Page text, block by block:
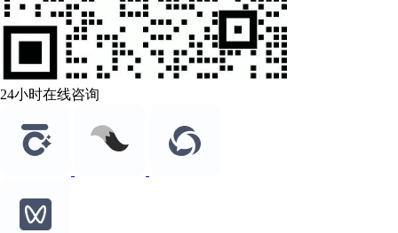
24小时在线咨询